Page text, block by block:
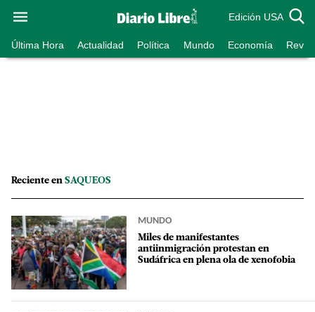
Edición USA
Última Hora Actualidad Política Mundo Economía
Reciente en SAQUEOS
MUNDO
Miles de manifestantes
antiinmigración protestan en
Sudáfrica en plena ola de xenofobia